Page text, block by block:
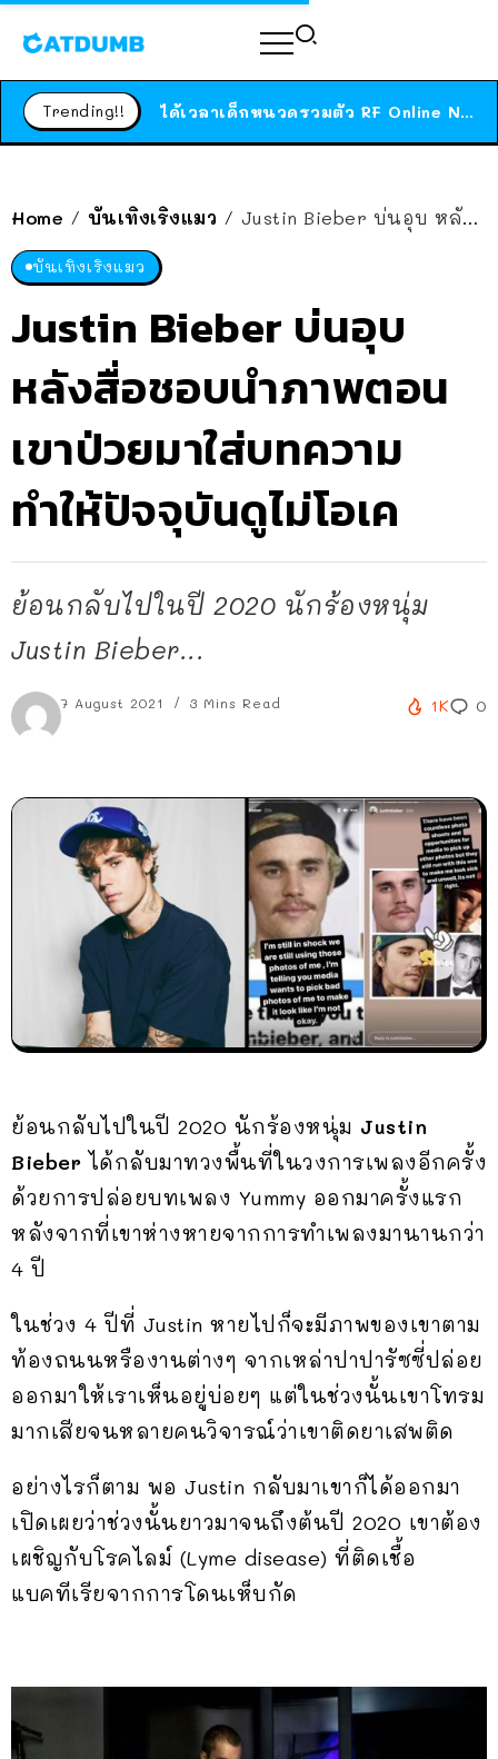
Trending!! ได้เวลาเด็กหนวดรวมตัว RF Online Next เปิดให้เล่นแล้ว เกม Sci-Fi MMORPG ระดับตำนาน เล่นได้ทั้งมือถือและ PC
สาวญี่ปุ่นโดนแมวตัวเองกัด ไม่ได้ไปหาหมอตั้งแต่เนิ่นๆ สุดท้ายขาบวม กลายเป็นโรคเนื้อเน่า เตือนทาสแมวทั้งหลายให้ระวัง
Home / บันเทิงเริงแมว / Justin Bieber บ่นอุบ หลังสื่อชอบนำภาพตอนเขาป่วยมาใส่บทความ ทำให้ปัจจุบันดูไม่โอเค
บันเทิงเริงแมว
Justin Bieber บ่นอุบ
หลังสื่อชอบนำภาพตอน
เขาป่วยมาใส่บทความ
ทำให้ปัจจุบันดูไม่โอเค
ย้อนกลับไปในปี 2020 นักร้องหนุ่ม
Justin Bieber...
7 August 2021 3 Mins Read 1K 0
ย้อนกลับไปในปี 2020 นักร้องหนุ่ม Justin
Bieber ได้กลับมาทวงพื้นที่ในวงการเพลงอีกครั้ง
ด้วยการปล่อยบทเพลง Yummy ออกมาครั้งแรก
หลังจากที่เขาห่างหายจากการทำเพลงมานานกว่า
4 ปี
ในช่วง 4 ปีที่ Justin หายไปก็จะมีภาพของเขาตาม
ท้องถนนหรืองานต่างๆ จากเหล่าปาปารัซซี่ปล่อย
ออกมาให้เราเห็นอยู่บ่อยๆ แต่ในช่วงนั้นเขาโทรม
มากเสียจนหลายคนวิจารณ์ว่าเขาติดยาเสพติด
อย่างไรก็ตาม พอ Justin กลับมาเขาก็ได้ออกมา
เปิดเผยว่าช่วงนั้นยาวมาจนถึงต้นปี 2020 เขาต้อง
เผชิญกับโรคไลม์ (Lyme disease) ที่ติดเชื้อ
แบคทีเรียจากการโดนเห็บกัด